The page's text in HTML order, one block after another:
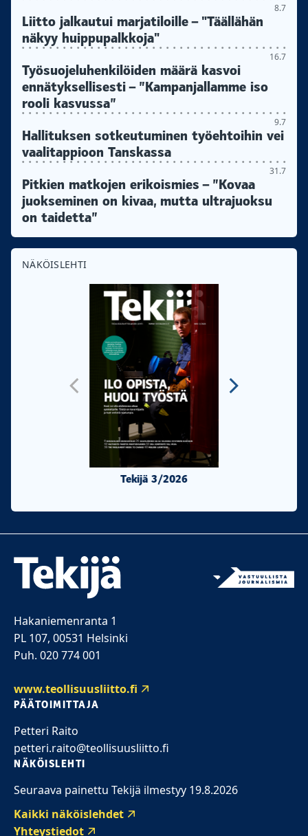
8.7
Liitto jalkautui marjatiloille – "Täällähän
näkyy huippupalkkoja"
16.7
Työsuojeluhenkilöiden määrä kasvoi
ennätyksellisesti – ”Kampanjallamme iso
rooli kasvussa”
9.7
Hallituksen sotkeutuminen työehtoihin vei
vaalitappioon Tanskassa
31.7
Pitkien matkojen erikoismies – ”Kovaa
juokseminen on kivaa, mutta ultrajuoksu
on taidetta”
NÄKÖISLEHTI
Tekijä 3/2026
Hakaniemenranta 1
PL 107, 00531 Helsinki
Puh. 020 774 001
www.teollisuusliitto.fi
PÄÄTOIMITTAJA
Petteri Raito
petteri.raito@teollisuusliitto.fi
NÄKÖISLEHTI
Seuraava painettu Tekijä ilmestyy 19.8.2026
Kaikki näköislehdet
Yhteystiedot